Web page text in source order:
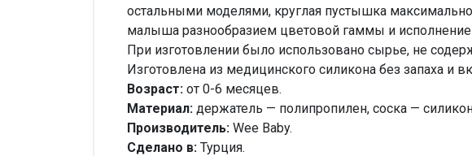
остальными моделями, круглая пустышка
малыша разнообразием цветовой гаммы и
При изготовлении было использовано сырье, не
Изготовлена из медицинского силикона без запаха и
Возраст: от 0-6 месяцев.
Материал: держатель — полипропилен, соска —
Производитель: Wee Baby.
Сделано в: Турция.